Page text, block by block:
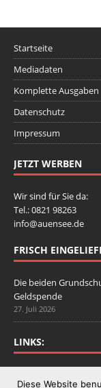
Startseite
Mediadaten
Komplette Ausgaben
Datenschutz
Impressum
JETZT WERBEN
Wir sind für Sie da:
Tel.: 0821 98263
info@auensee.de
FRISCH
Die beiden
Geldspende
27. Juli 2026
LINKS:
Diese Website